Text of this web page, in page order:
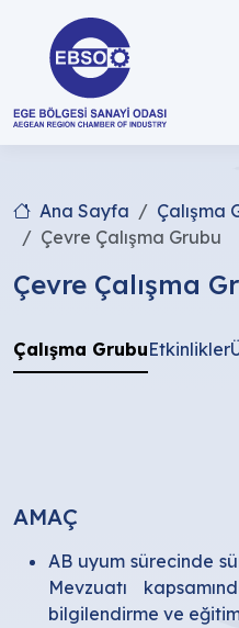
Ana Sayfa
Çalışma
Çevre Çalışma Grubu
Çevre Çalışma
Çalışma GrubuEtkinlikler
AMAÇ
AB uyum sürecinde
Mevzuatı
bilgilendirme ve eğitim